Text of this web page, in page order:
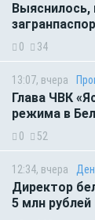
0 34
13:07, вчера
Глава ЧВК
режима в
0 52
12:34, вчера
Директор
5 млн рублей